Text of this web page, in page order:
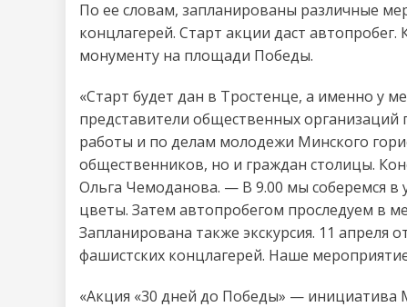
По ее словам, запланированы различные
концлагерей. Старт акции даст
монументу на площади Победы.
«Старт будет дан в Тростенце, а именно у
представители общественных организаций
работы и по делам молодежи Минского
общественников, но и граждан столицы.
Ольга Чемоданова. — В 9.00 мы соберемся
цветы. Затем автопробегом проследуем в
Запланирована также экскурсия. 11
фашистских концлагерей. Наше
«Акция «30 дней до Победы» — инициатива